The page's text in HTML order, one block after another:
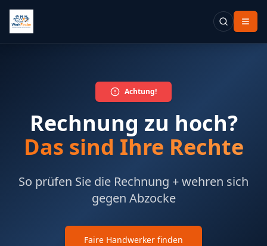
Achtung!
Rechnung zu hoch?
Das sind Ihre Rechte
So prüfen Sie die Rechnung + wehren sich
gegen Abzocke
Faire Handwerker finden